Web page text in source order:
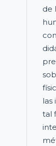
de
las
tal